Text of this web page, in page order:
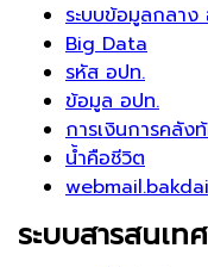
ระบบข้อมูลกลาง
Big Data
รหัส อปท.
ข้อมูล อปท.
การเงินการคลัง
น้ำคือชีวิต
ระบบสารสนเทศ